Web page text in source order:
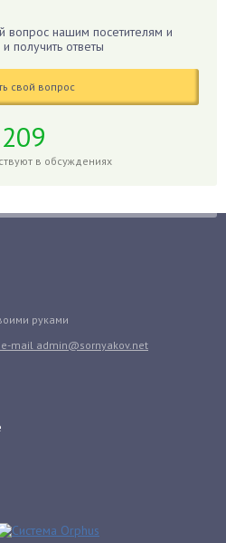
вопрос нашим посетителям и
получить ответы
свой вопрос
209
в обсуждениях
руками
mail admin@sornyakov.net